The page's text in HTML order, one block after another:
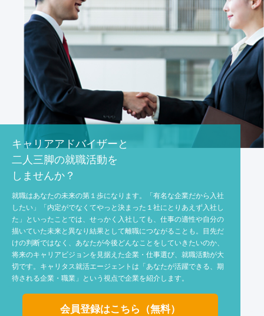
キャリアアドバイザーと
二人三脚の就職活動を
しませんか？
就職はあなたの未来の第１歩になります。「有名な企業だから入社
したい」「内定がでなくてやっと決まった１社にとりあえず入社し
た」といったことでは、せっかく入社しても、仕事の適性や自分の
描いていた未来と異なり結果として離職につながることも。目先だ
けの判断ではなく、あなたが今後どんなことをしていきたいのか、
将来のキャリアビジョンを見据えた企業・仕事選び、就職活動が大
切です。キャリタス就活エージェントは「あなたが活躍できる、期
待される企業・職業」という視点で企業を紹介します。
会員登録はこちら（無料）